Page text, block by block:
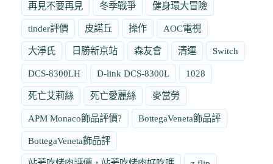
再見不要再見 冬季戰爭 健身環大冒險
tinder評價 皮諾丘 操作 AOC電視
大淨氏 日勝新京站 森友會 清運 Switch
DCS-8300LH D-link DCS-8300L 1028
死亡艾莉絲 死亡愛麗絲 麥當勞
APM Monaco飾品評價? BottegaVeneta飾品評
BottegaVeneta飾品評